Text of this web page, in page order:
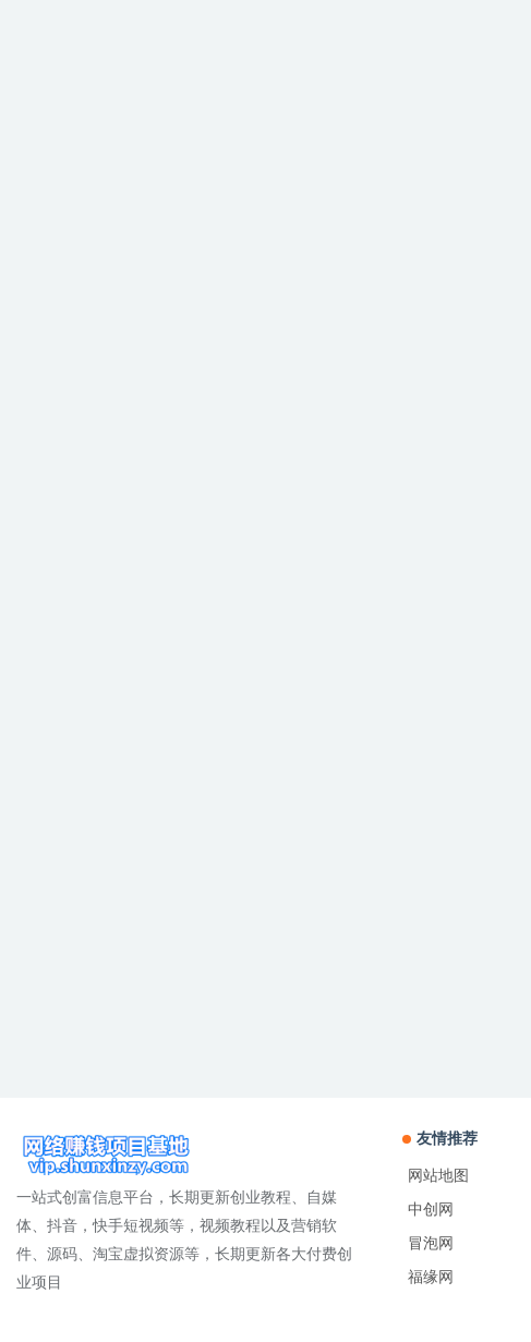
一站式创富信息平台，长期更新创业教程、自媒
体、抖音，快手短视频等，视频教程以及营销软
件、源码、淘宝虚拟资源等，长期更新各大付费创
业项目
友情推荐
网站地图
中创网
冒泡网
福缘网